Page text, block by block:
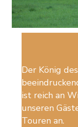
Der König
ist reich an
unseren
Touren an.